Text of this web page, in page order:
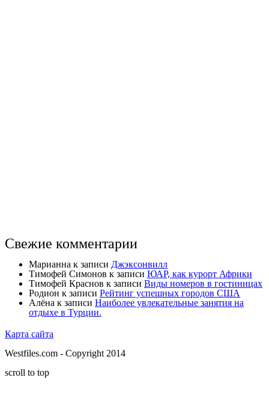
Свежие комментарии
Марианна к записи Джэксонвилл
Тимофей Симонов к записи ЮАР, как курорт Африки
Тимофей Краснов к записи Виды номеров в гостиницах
Родион к записи Рейтинг успешных городов США
Алёна к записи Наиболее увлекательные занятия на
отдыхе в Турции.
Карта сайта
Westfiles.com - Copyright 2014
scroll to top